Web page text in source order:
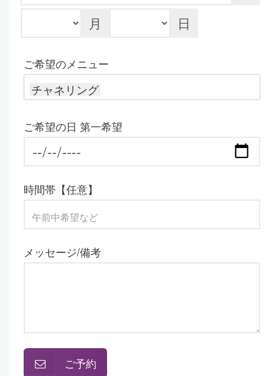
月
日
ご希望のメニュー
チャネリング
ご希望の日 第一希望
時間帯【任意】
メッセージ/備考
ご予約